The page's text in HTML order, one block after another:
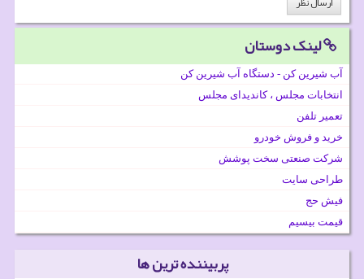
لینک دوستان
آب شیرین کن - دستگاه آب شیرین کن
انتخابات مجلس ، کاندیدای مجلس
تعمیر تلفن
خرید و فروش خودرو
شرکت صنعتی سخت پوشش
طراحی سایت
فیش حج
قیمت بیسیم
پربیننده ترین ها